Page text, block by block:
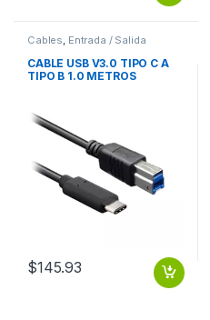
Cables, Entrada / Salida
CABLE USB V3.0 TIPO C A
TIPO B 1.0 METROS
$145.93